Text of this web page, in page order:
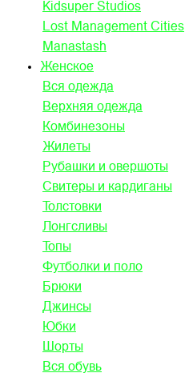
Kidsuper Studios
Lost Management Cities
Manastash
Женское
Вся одежда
Верхняя одежда
Комбинезоны
Жилеты
Рубашки и овершоты
Свитеры и кардиганы
Толстовки
Лонгсливы
Топы
Футболки и поло
Брюки
Джинсы
Юбки
Шорты
Вся обувь